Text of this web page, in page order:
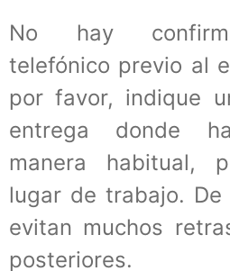
No hay
telefónico previo al
por favor, indique
entrega donde
manera habitual,
lugar de trabajo.
evitan muchos
posteriores.